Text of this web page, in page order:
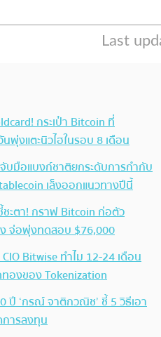
กระเป๋า Bitcoin ที่
นพุ่งแตะนิวไฮในรอบ 8 เดือน
บมือแบงก์ชาติยกระดับการกำกับ
เล็งออกแนวทางปีนี้
ะตา! กราฟ Bitcoin ก่อตัว
จ่อพุ่งทดสอบ $76,000
Bitwise ทำไม 12-24 เดือน
องของ Tokenization
ปี ‘กรณ์ จาติกวณิช’ ชี้ 5 วิธีเอา
ารลงทุน